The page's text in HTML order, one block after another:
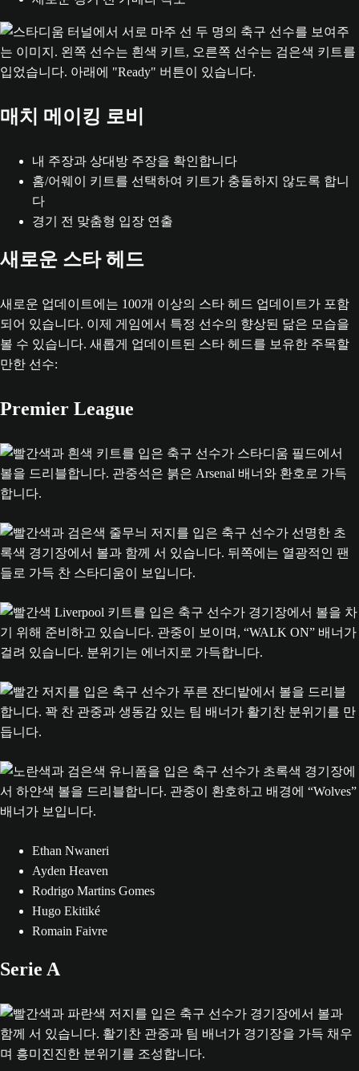
매치 메이킹 로비
내 주장과 상대방 주장을 확인합니다
홈/어웨이 키트를 선택하여 키트가 충돌하지 않도록 합니
다
경기 전 맞춤형 입장 연출
새로운 스타 헤드
새로운 업데이트에는 100개 이상의 스타 헤드 업데이트가 포함
되어 있습니다. 이제 게임에서 특정 선수의 향상된 닮은 모습을
볼 수 있습니다. 새롭게 업데이트된 스타 헤드를 보유한 주목할
만한 선수:
Premier League
Ethan Nwaneri
Ayden Heaven
Rodrigo Martins Gomes
Hugo Ekitiké
Romain Faivre
Serie A